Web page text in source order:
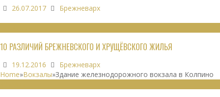
26.07.2017 Брежневарх
10 РАЗЛИЧИЙ БРЕЖНЕВСКОГО И ХРУЩЁВСКОГО ЖИЛЬЯ
19.12.2016
Брежневарх
Home»Вокзалы»Здание железнодорожного вокзала в Колпино